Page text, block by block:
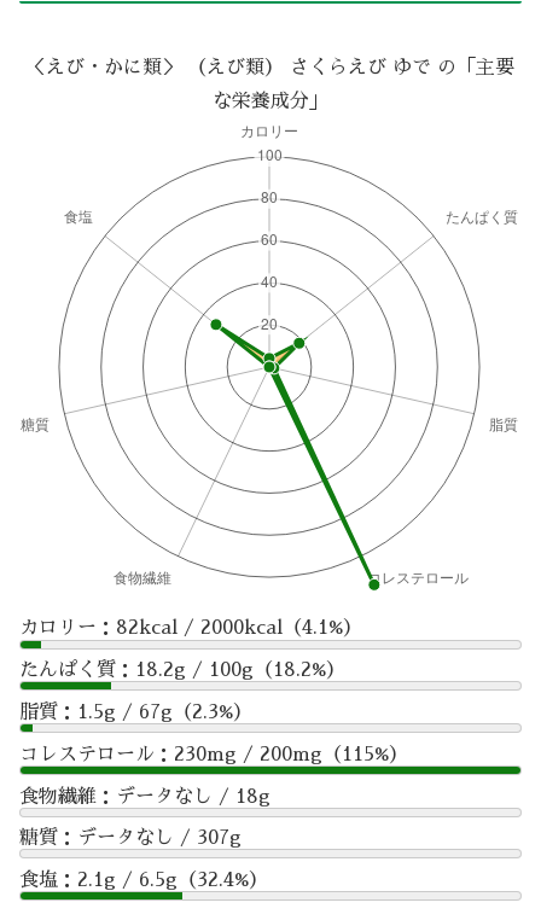
＜えび・かに類＞ （えび類） さくらえび ゆで の「主要
な栄養成分」
カロリー：82kcal / 2000kcal（4.1%）
たんぱく質：18.2g / 100g（18.2%）
脂質：1.5g / 67g（2.3%）
コレステロール：230mg / 200mg（115%）
食物繊維：データなし / 18g
糖質：データなし / 307g
食塩：2.1g / 6.5g（32.4%）